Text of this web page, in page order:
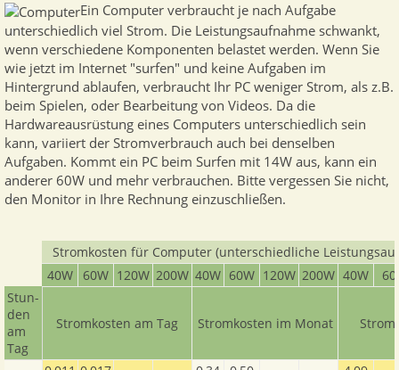
Ein Computer verbraucht je nach Aufgabe
unterschiedlich viel Strom. Die Leistungsaufnahme schwankt,
wenn verschiedene Komponenten belastet werden. Wenn Sie
wie jetzt im Internet "surfen" und keine Aufgaben im
Hintergrund ablaufen, verbraucht Ihr PC weniger Strom, als z.B.
beim Spielen, oder Bearbeitung von Videos. Da die
Hardwareausrüstung eines Computers unterschiedlich sein
kann, variiert der Stromverbrauch auch bei denselben
Aufgaben. Kommt ein PC beim Surfen mit 14W aus, kann ein
anderer 60W und mehr verbrauchen. Bitte vergessen Sie nicht,
den Monitor in Ihre Rechnung einzuschließen.
Stromkosten für Computer (unterschiedliche
40W
60W 120W 200W 40W 60W 120W 200W 40W
Stun­
den
am
Tag
Stromkosten am Tag Stromkosten im Monat